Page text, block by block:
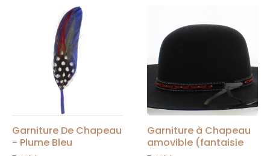
Garniture De Chapeau
- Plume Bleu
Garniture à Chapeau
amovible (fantaisie